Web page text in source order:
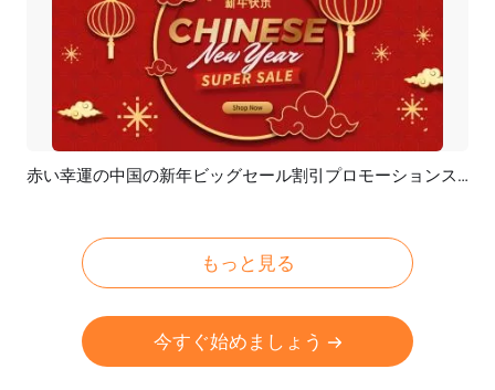
プレビュー AI再生成 赤い幸運の中国の新年ビッグセール割引プロモーションスライドショー
もっと見る
今すぐ始めましょう